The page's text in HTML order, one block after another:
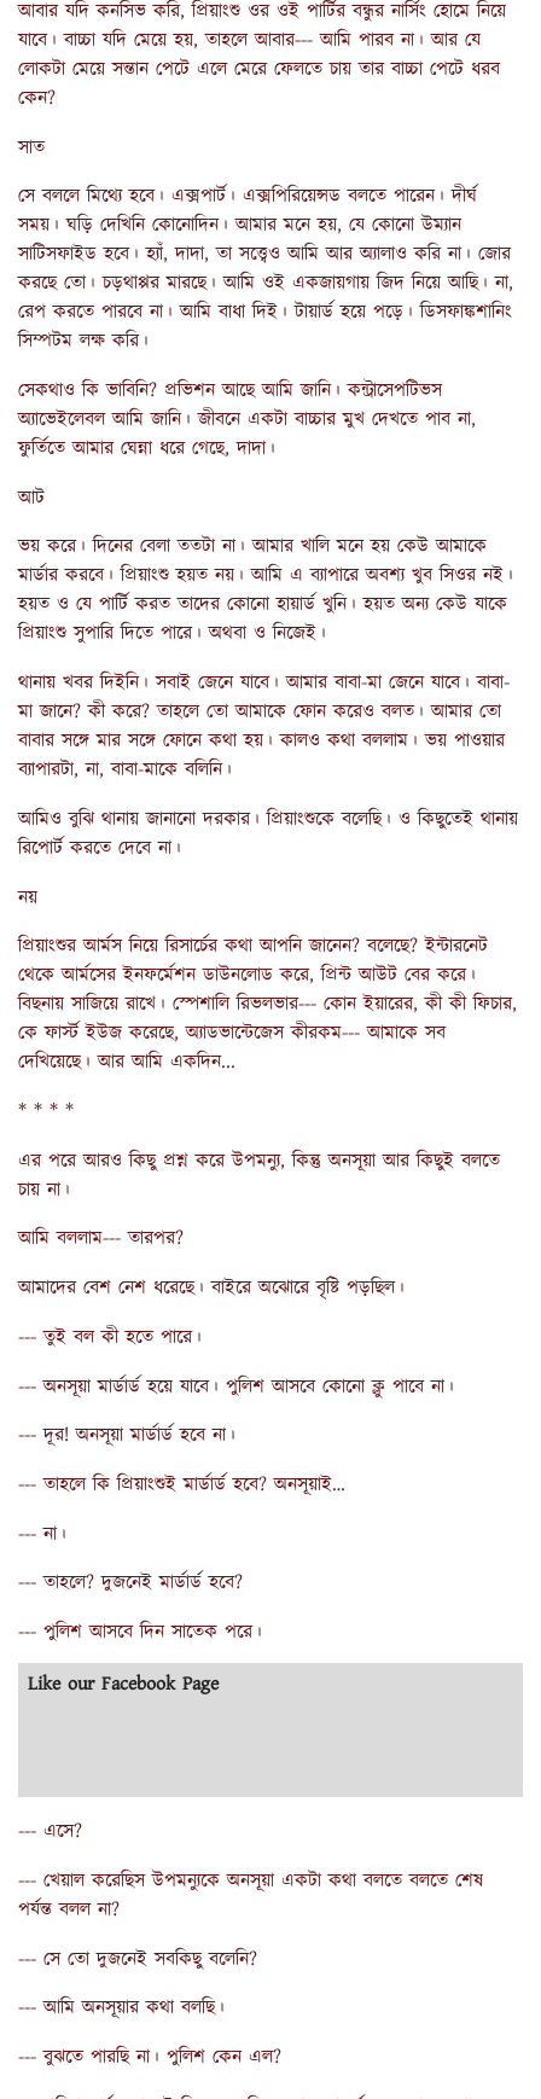
আবার যদি কনসিভ করি, প্রিয়াংশু ওর ওই পার্টির বন্ধুর নার্সিং হোমে নিয়ে
যাবে। বাচ্চা যদি মেয়ে হয়, তাহলে আবার--- আমি পারব না। আর যে
লোকটা মেয়ে সন্তান পেটে এলে মেরে ফেলতে চায় তার বাচ্চা পেটে ধরব
কেন?
সাত
সে বললে মিথ্যে হবে। এক্সপার্ট। এক্সপিরিয়েন্সড বলতে পারেন। দীর্ঘ
সময়। ঘড়ি দেখিনি কোনোদিন। আমার মনে হয়, যে কোনো উম্যান
সাটিসফাইড হবে। হ্যাঁ, দাদা, তা সত্ত্বেও আমি আর অ্যালাও করি না। জোর
করছে তো। চড়থাপ্পর মারছে। আমি ওই একজায়গায় জিদ নিয়ে আছি। না,
রেপ করতে পারবে না। আমি বাধা দিই। টায়ার্ড হয়ে পড়ে। ডিসফাঙ্কশানিং
সিম্পটম লক্ষ করি।
সেকথাও কি ভাবিনি? প্রভিশন আছে আমি জানি। কন্ট্রাসেপটিভস
অ্যাভেইলেবল আমি জানি। জীবনে একটা বাচ্চার মুখ দেখতে পাব না,
ফুর্তিতে আমার ঘেন্না ধরে গেছে, দাদা।
আট
ভয় করে। দিনের বেলা ততটা না। আমার খালি মনে হয় কেউ আমাকে
মার্ডার করবে। প্রিয়াংশু হয়ত নয়। আমি এ ব্যাপারে অবশ্য খুব সিওর নই।
হয়ত ও যে পার্টি করত তাদের কোনো হায়ার্ড খুনি। হয়ত অন্য কেউ যাকে
প্রিয়াংশু সুপারি দিতে পারে। অথবা ও নিজেই।
থানায় খবর দিইনি। সবাই জেনে যাবে। আমার বাবা-মা জেনে যাবে। বাবা-
মা জানে? কী করে? তাহলে তো আমাকে ফোন করেও বলত। আমার তো
বাবার সঙ্গে মার সঙ্গে ফোনে কথা হয়। কালও কথা বললাম। ভয় পাওয়ার
ব্যাপারটা, না, বাবা-মাকে বলিনি।
আমিও বুঝি থানায় জানানো দরকার। প্রিয়াংশুকে বলেছি। ও কিছুতেই থানায়
রিপোর্ট করতে দেবে না।
নয়
প্রিয়াংশুর আর্মস নিয়ে রিসার্চের কথা আপনি জানেন? বলেছে? ইন্টারনেট
থেকে আর্মসের ইনফর্মেশন ডাউনলোড করে, প্রিন্ট আউট বের করে।
বিছনায় সাজিয়ে রাখে। স্পেশালি রিভলভার--- কোন ইয়ারের, কী কী ফিচার,
কে ফার্স্ট ইউজ করেছে, অ্যাডভান্টেজেস কীরকম--- আমাকে সব
দেখিয়েছে। আর আমি একদিন...
* * * *
এর পরে আরও কিছু প্রশ্ন করে উপমন্যু, কিন্তু অনসূয়া আর কিছুই বলতে
চায় না।
আমি বললাম--- তারপর?
আমাদের বেশ নেশ ধরেছে। বাইরে অঝোরে বৃষ্টি পড়ছিল।
--- তুই বল কী হতে পারে।
--- অনসূয়া মার্ডার্ড হয়ে যাবে। পুলিশ আসবে কোনো ক্লু পাবে না।
--- দূর! অনসূয়া মার্ডার্ড হবে না।
--- তাহলে কি প্রিয়াংশুই মার্ডার্ড হবে? অনসূয়াই…
--- না।
--- তাহলে? দুজনেই মার্ডার্ড হবে?
--- পুলিশ আসবে দিন সাতেক পরে।
Like our Facebook Page
--- এসে?
--- খেয়াল করেছিস উপমন্যুকে অনসূয়া একটা কথা বলতে বলতে শেষ
পর্যন্ত বলল না?
--- সে তো দুজনেই সবকিছু বলেনি?
--- আমি অনসূয়ার কথা বলছি।
--- বুঝতে পারছি না। পুলিশ কেন এল?